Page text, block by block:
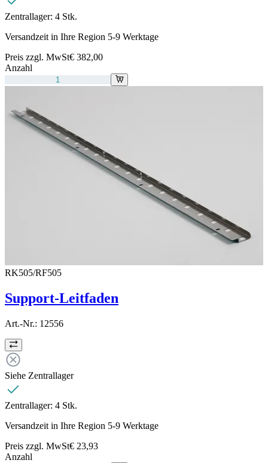
Zentrallager: 4 Stk.
Versandzeit in Ihre Region 5-9 Werktage
Preis zzgl. MwSt€ 382,00
Anzahl
RK505/RF505
Support-Leitfaden
Art.-Nr.: 12556
Siehe Zentrallager
Zentrallager: 4 Stk.
Versandzeit in Ihre Region 5-9 Werktage
Preis zzgl. MwSt€ 23,93
Anzahl